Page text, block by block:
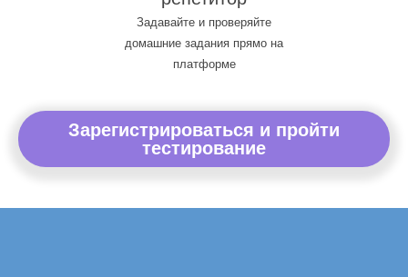
Задавайте и проверяйте
домашние задания прямо на
платформе
Зарегистрироваться и пройти
тестирование